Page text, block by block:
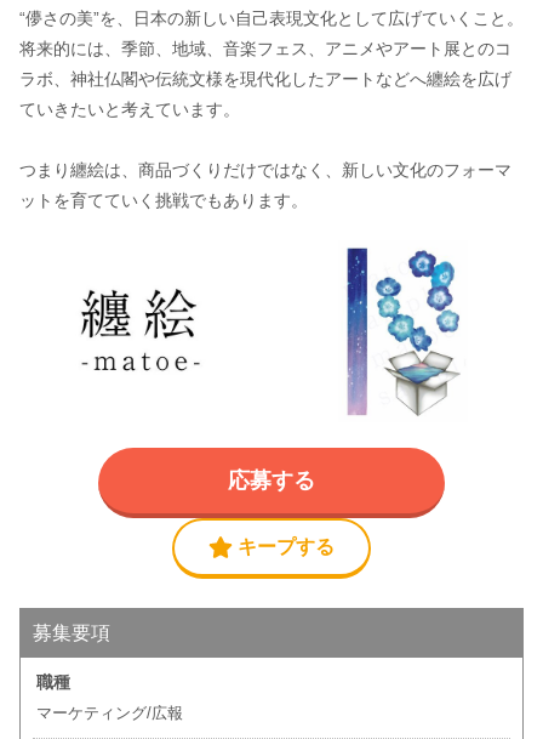
“儚さの美”を、日本の新しい自己表現文化として広げていくこと。
将来的には、季節、地域、音楽フェス、アニメやアート展とのコ
ラボ、神社仏閣や伝統文様を現代化したアートなどへ纏絵を広げ
ていきたいと考えています。
つまり纏絵は、商品づくりだけではなく、新しい文化のフォーマ
ットを育てていく挑戦でもあります。
キープする
応募する
募集要項
職種
マーケティング/広報